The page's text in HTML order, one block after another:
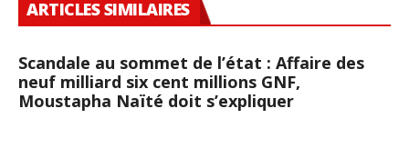
ARTICLES SIMILAIRES
Scandale au sommet de l’état : Affaire des
neuf milliard six cent millions GNF,
Moustapha Naïté doit s’expliquer